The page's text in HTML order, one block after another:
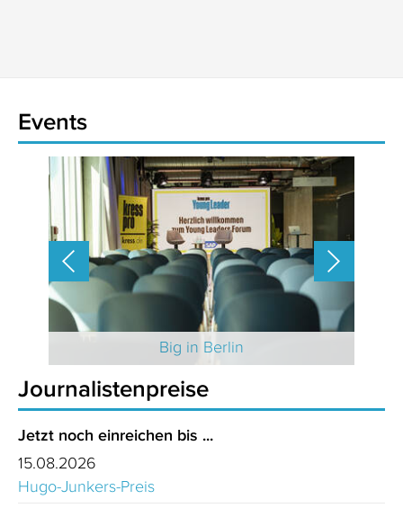
Events
Big in Berlin
Journalistenpreise
Jetzt noch einreichen bis ...
15.08.2026
Hugo-Junkers-Preis